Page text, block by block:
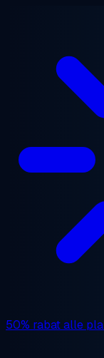
50% rabatalle